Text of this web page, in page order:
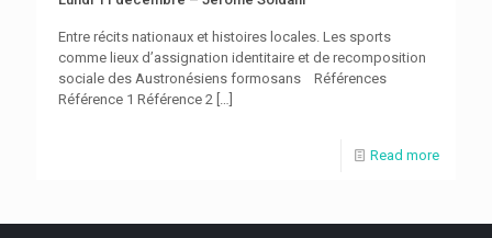
Entre récits nationaux et histoires locales. Les sports
comme lieux d’assignation identitaire et de recomposition
sociale des Austronésiens formosans Références
Référence 1 Référence 2
Read more